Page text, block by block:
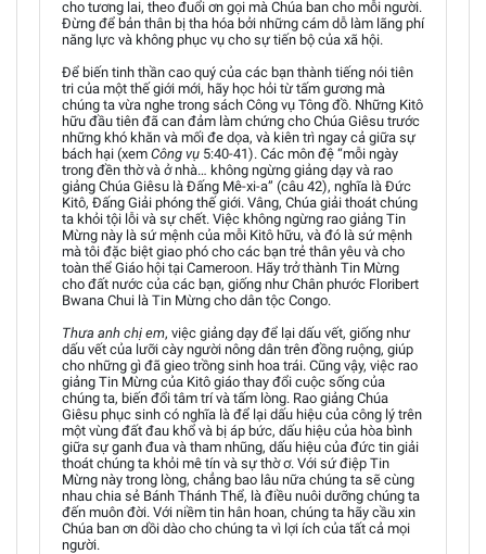
cho tương lai, theo đuổi ơn gọi mà Chúa ban cho mỗi người.
Đừng để bản thân bị tha hóa bởi những cám dỗ làm lãng phí
năng lực và không phục vụ cho sự tiến bộ của xã hội.
Để biến tinh thần cao quý của các bạn thành tiếng nói tiên
tri của một thế giới mới, hãy học hỏi từ tấm gương mà
chúng ta vừa nghe trong sách Công vụ Tông đồ. Những Kitô
hữu đầu tiên đã can đảm làm chứng cho Chúa Giêsu trước
những khó khăn và mối đe dọa, và kiên trì ngay cả giữa sự
bách hại (xem Công vụ 5:40-41). Các môn đệ “mỗi ngày
trong đền thờ và ở nhà… không ngừng giảng dạy và rao
giảng Chúa Giêsu là Đấng Mê-xi-a” (câu 42), nghĩa là Đức
Kitô, Đấng Giải phóng thế giới. Vâng, Chúa giải thoát chúng
ta khỏi tội lỗi và sự chết. Việc không ngừng rao giảng Tin
Mừng này là sứ mệnh của mỗi Kitô hữu, và đó là sứ mệnh
mà tôi đặc biệt giao phó cho các bạn trẻ thân yêu và cho
toàn thể Giáo hội tại Cameroon. Hãy trở thành Tin Mừng
cho đất nước của các bạn, giống như Chân phước Floribert
Bwana Chui là Tin Mừng cho dân tộc Congo.
Thưa anh chị em, việc giảng dạy để lại dấu vết, giống như
dấu vết của lưỡi cày người nông dân trên đồng ruộng, giúp
cho những gì đã gieo trồng sinh hoa trái. Cũng vậy, việc rao
giảng Tin Mừng của Kitô giáo thay đổi cuộc sống của
chúng ta, biến đổi tâm trí và tấm lòng. Rao giảng Chúa
Giêsu phục sinh có nghĩa là để lại dấu hiệu của công lý trên
một vùng đất đau khổ và bị áp bức, dấu hiệu của hòa bình
giữa sự ganh đua và tham nhũng, dấu hiệu của đức tin giải
thoát chúng ta khỏi mê tín và sự thờ ơ. Với sứ điệp Tin
Mừng này trong lòng, chẳng bao lâu nữa chúng ta sẽ cùng
nhau chia sẻ Bánh Thánh Thể, là điều nuôi dưỡng chúng ta
đến muôn đời. Với niềm tin hân hoan, chúng ta hãy cầu xin
Chúa ban ơn dồi dào cho chúng ta vì lợi ích của tất cả mọi
người.